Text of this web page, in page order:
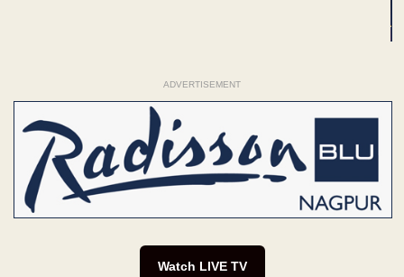
ADVERTISEMENT
Watch LIVE TV